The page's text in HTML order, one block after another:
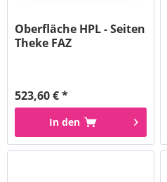
Oberfläche HPL - Seiten
Theke FAZ
523,60 € *
In den